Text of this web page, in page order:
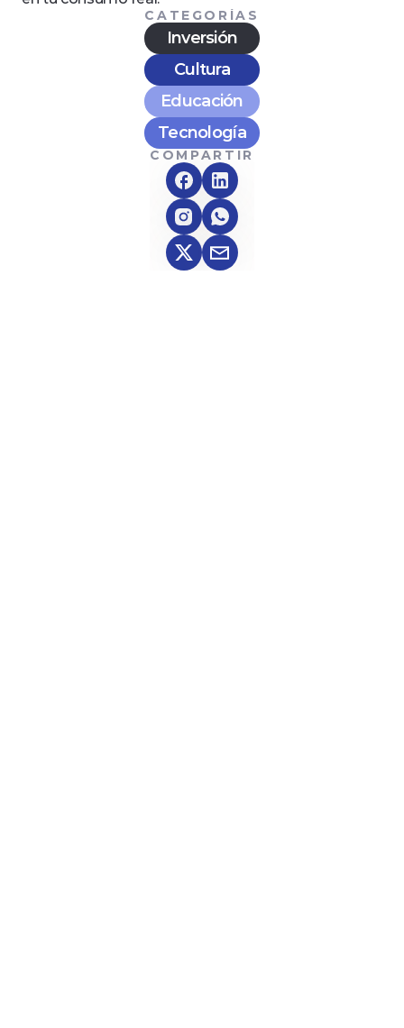
CATEGORÍAS
Inversión
Cultura
Educación
Tecnología
COMPARTIR